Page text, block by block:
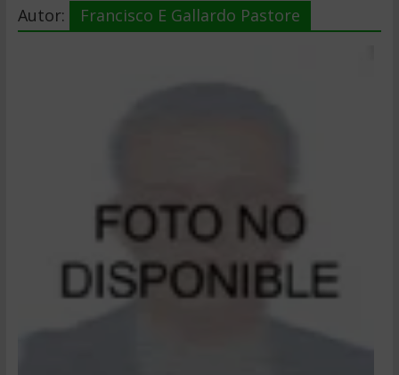
Autor: Francisco E Gallardo Pastore